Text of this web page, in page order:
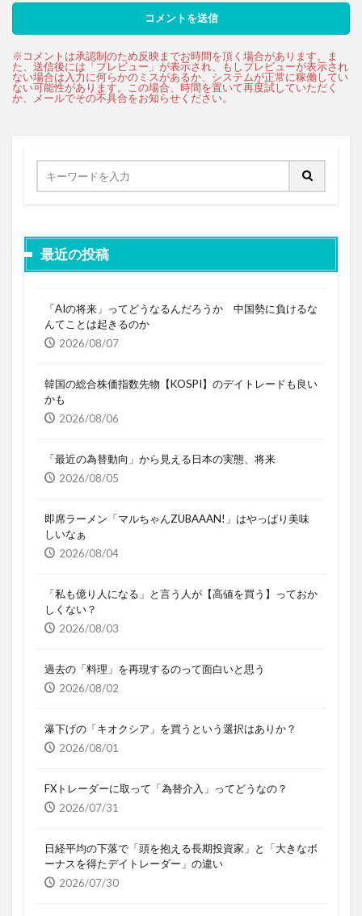
最近の投稿
「AIの将来」ってどうなるんだろうか 中国勢に負けるな
んてことは起きるのか
2026/08/07
韓国の総合株価指数先物【KOSPI】のデイトレードも良い
かも
2026/08/06
「最近の為替動向」から見える日本の実態、将来
2026/08/05
即席ラーメン「マルちゃんZUBAAAN!」はやっぱり美味
しいなぁ
2026/08/04
「私も億り人になる」と言う人が【高値を買う】っておか
しくない？
2026/08/03
過去の「料理」を再現するのって面白いと思う
2026/08/02
瀑下げの「キオクシア」を買うという選択はありか？
2026/08/01
FXトレーダーに取って「為替介入」ってどうなの？
2026/07/31
日経平均の下落で「頭を抱える長期投資家」と「大きなボ
ーナスを得たデイトレーダー」の違い
2026/07/30